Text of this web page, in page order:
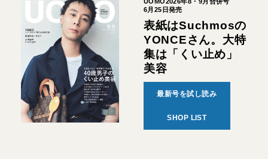
6月25日発売
表紙はSuchmosの
YONCEさん。大特
集は「くい止め」
美容
最新号を試し読み
SHOP LIST